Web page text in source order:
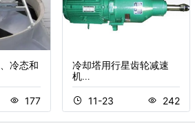
冷态和
177
冷却塔用行星齿轮减速
机…
11-23 242